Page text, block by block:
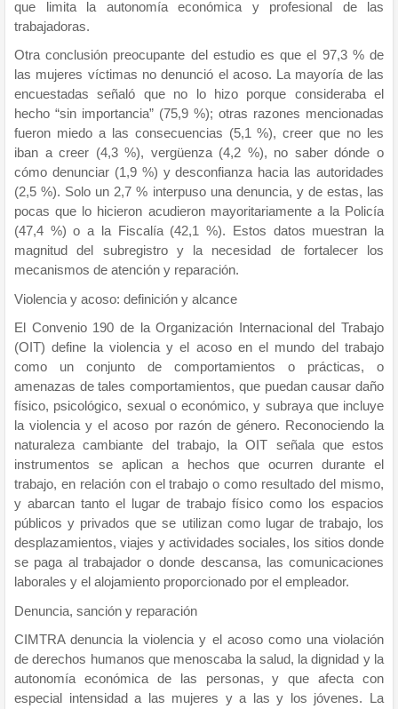
que limita la autonomía económica y profesional de las
trabajadoras.
Otra conclusión preocupante del estudio es que el 97,3 % de
las mujeres víctimas no denunció el acoso. La mayoría de las
encuestadas señaló que no lo hizo porque consideraba el
hecho “sin importancia” (75,9 %); otras razones mencionadas
fueron miedo a las consecuencias (5,1 %), creer que no les
iban a creer (4,3 %), vergüenza (4,2 %), no saber dónde o
cómo denunciar (1,9 %) y desconfianza hacia las autoridades
(2,5 %). Solo un 2,7 % interpuso una denuncia, y de estas, las
pocas que lo hicieron acudieron mayoritariamente a la Policía
(47,4 %) o a la Fiscalía (42,1 %). Estos datos muestran la
magnitud del subregistro y la necesidad de fortalecer los
mecanismos de atención y reparación.
Violencia y acoso: definición y alcance
El Convenio 190 de la Organización Internacional del Trabajo
(OIT) define la violencia y el acoso en el mundo del trabajo
como un conjunto de comportamientos o prácticas, o
amenazas de tales comportamientos, que puedan causar daño
físico, psicológico, sexual o económico, y subraya que incluye
la violencia y el acoso por razón de género. Reconociendo la
naturaleza cambiante del trabajo, la OIT señala que estos
instrumentos se aplican a hechos que ocurren durante el
trabajo, en relación con el trabajo o como resultado del mismo,
y abarcan tanto el lugar de trabajo físico como los espacios
públicos y privados que se utilizan como lugar de trabajo, los
desplazamientos, viajes y actividades sociales, los sitios donde
se paga al trabajador o donde descansa, las comunicaciones
laborales y el alojamiento proporcionado por el empleador.
Denuncia, sanción y reparación
CIMTRA denuncia la violencia y el acoso como una violación
de derechos humanos que menoscaba la salud, la dignidad y la
autonomía económica de las personas, y que afecta con
especial intensidad a las mujeres y a las y los jóvenes. La